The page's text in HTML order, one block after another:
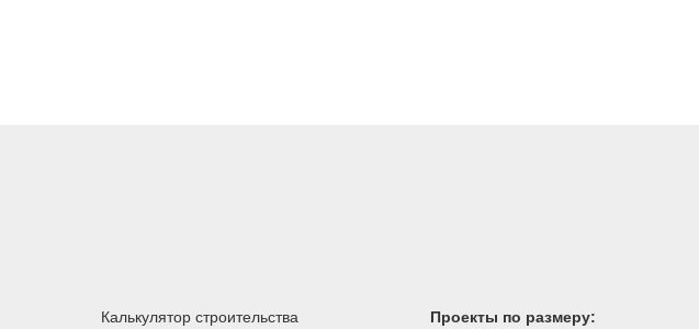
Калькулятор строительства
Проекты по размеру: